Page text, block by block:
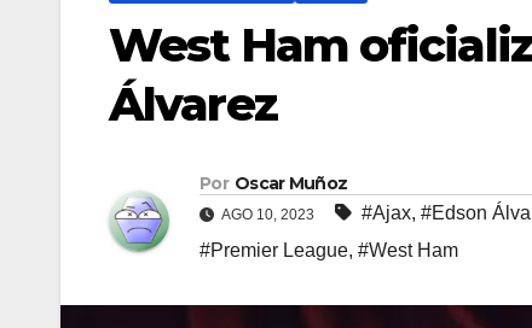
West Ham
Álvarez
Por Oscar Muñoz
AGO 10, 2023 #Ajax, #Edson
#Premier League, #West Ham